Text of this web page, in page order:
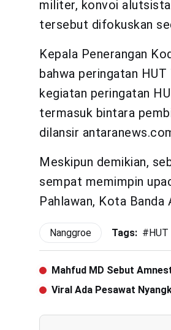
militer, konvoi
tersebut difokuskan
Kepala Penerangan
bahwa peringatan
kegiatan peringatan
termasuk bintara
dilansir
Meskipun demikian,
sempat memimpin
Pahlawan, Kota Banda
Nanggroe Tags: # HUT
Mahfud MD Sebut
Viral Ada Pesawat